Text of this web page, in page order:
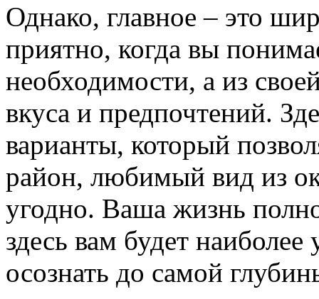
Однако, главное – это
приятно, когда вы
необходимости, а из
вкуса и предпочтений.
варианты, который
район, любимый вид из
угодно. Ваша жизнь
здесь вам будет
осознать до самой